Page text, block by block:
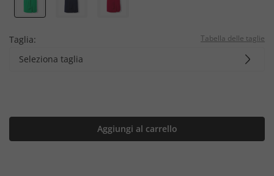
Taglia: Tabella delle taglie
Seleziona taglia
Aggiungi al carrello